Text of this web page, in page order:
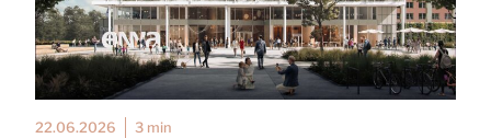
22.06.2026 3 min